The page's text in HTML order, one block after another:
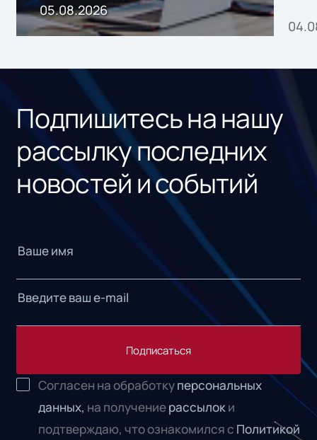
05.08.2026
Подпишитесь на нашу
рассылку последних
новостей и событий
Подписаться
Согласен на обработкуперсональных
данных, на получениерассылоки
подтверждаю, что ознакомился с Политикой